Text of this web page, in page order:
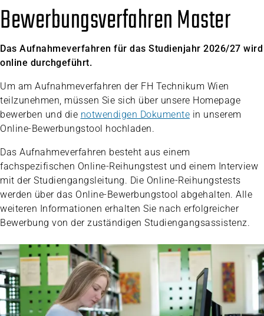
Bewerbungsverfahren Master
Das Aufnahmeverfahren für das Studienjahr 2026/27 wird
online durchgeführt.
Um am Aufnahmeverfahren der FH Technikum Wien
teilzunehmen, müssen Sie sich über unsere Homepage
bewerben und die notwendigen Dokumente in unserem
Online-Bewerbungstool hochladen.
Das Aufnahmeverfahren besteht aus einem
fachspezifischen Online-Reihungstest und einem Interview
mit der Studiengangsleitung. Die Online-Reihungstests
werden über das Online-Bewerbungstool abgehalten. Alle
weiteren Informationen erhalten Sie nach erfolgreicher
Bewerbung von der zuständigen Studiengangsassistenz.